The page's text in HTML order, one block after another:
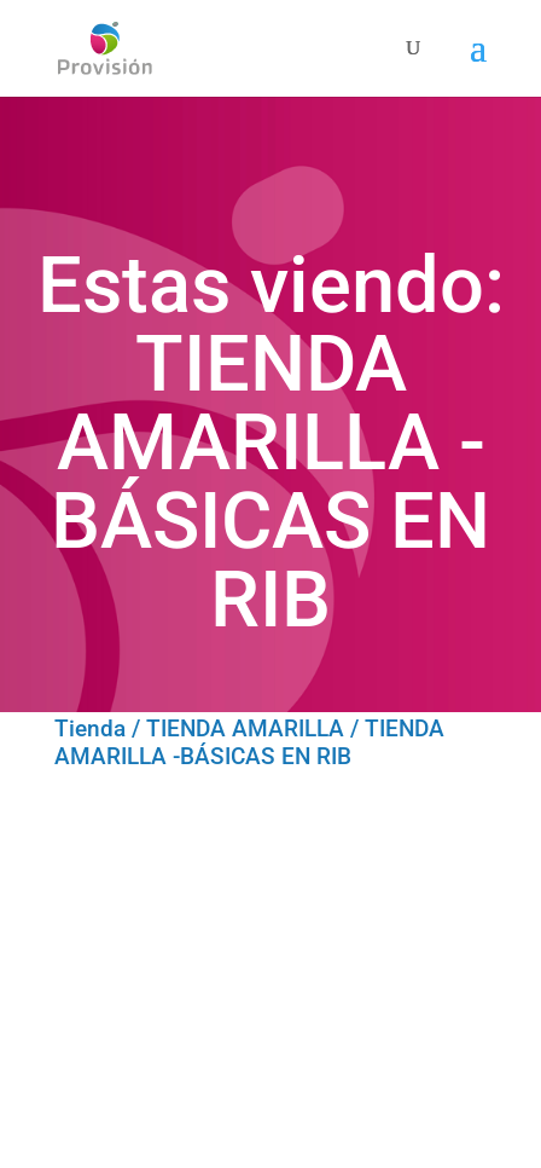
Estas viendo:
TIENDA
AMARILLA -
BÁSICAS EN
RIB
Tienda/ TIENDA AMARILLA/ TIENDA
AMARILLA -BÁSICAS EN RIB